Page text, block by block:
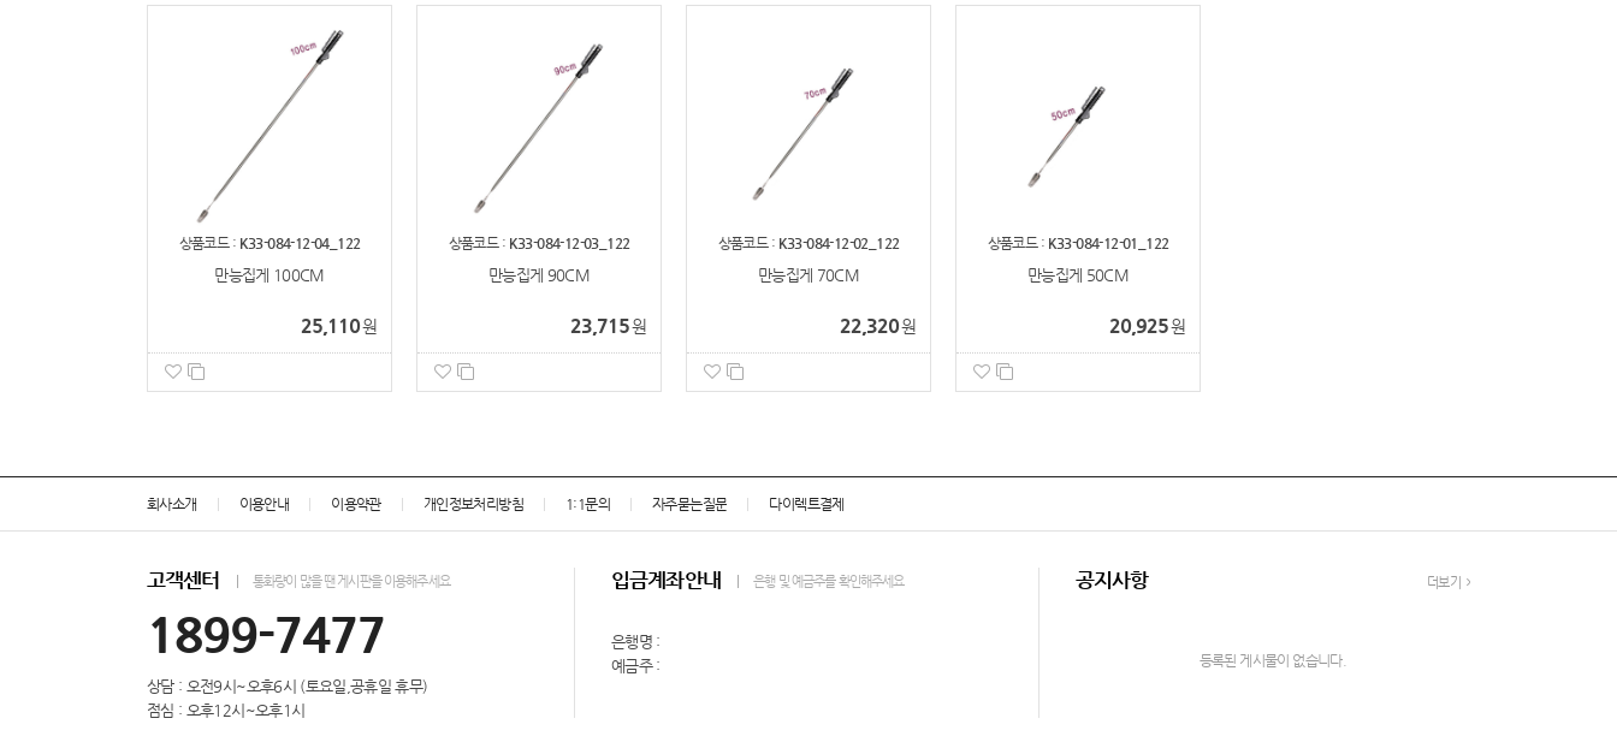
상품코드 : K33-084-12-04_122
만능집게 100CM
25,110원
상품코드 : K33-084-12-03_122
만능집게 90CM
23,715원
상품코드 : K33-084-12-02_122
만능집게 70CM
22,320원
상품코드 : K33-084-12-01_122
만능집게 50CM
20,925원
회사소개 이용안내 이용약관 개인정보처리방침 1:1문의 자주묻는질문 다이렉트결제
고객센터 통화량이 많을 땐 게시판을 이용해주세요
1899-7477
상담 : 오전9시~오후6시 (토요일,공휴일 휴무)
점심 : 오후12시~오후1시
입금계좌안내 은행 및 예금주를 확인해주세요
은행명 :
예금주 :
공지사항 더보기
등록된 게시물이 없습니다.